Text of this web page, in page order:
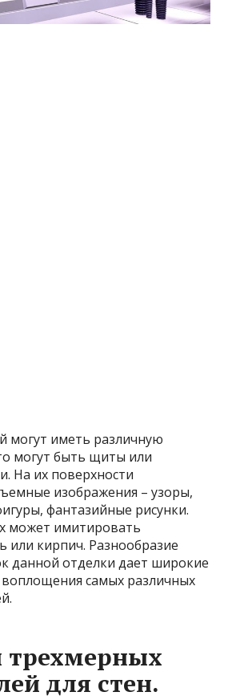
могут иметь различную
могут быть щиты или
На их поверхности
изображения – узоры,
фантазийные рисунки.
может имитировать
или кирпич. Разнообразие
данной отделки дает широкие
самых различных
для стен.